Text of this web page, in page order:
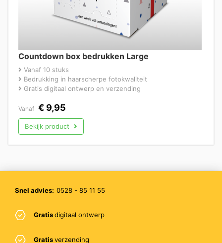
Countdown box bedrukken Large
Vanaf 10 stuks
Bedrukking in haarscherpe fotokwaliteit
Gratis digitaal ontwerp en verzending
Vanaf € 9,95
Bekijk product
Snel advies: 0528 - 85 11 55
Gratisdigitaal ontwerp
Gratisverzending